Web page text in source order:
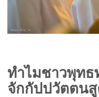
ทำไมชาวพุท
จักกัปปวัตตน